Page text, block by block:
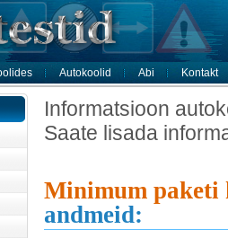
Autokoolid Abi Kontakt
Informatsioon
Saate lisada
Minimum paketi
andmeid: